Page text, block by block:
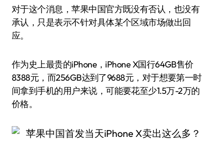
对于这个消息，苹果中国官方既没有否认，也没有
承认，只是表示不针对具体某个区域市场做出回
应。
作为史上最贵的iPhone，iPhone X国行64GB售价
8388元，而256GB达到了9688元，对于想要第一时
间拿到手机的用户来说，可能要花至少1.5万-2万的
价格。